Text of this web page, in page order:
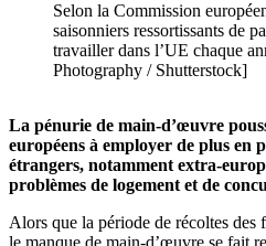
Selon la Commission
saisonniers ressortissants de
travailler dans l’UE chaque
Photography / Shutterstock]
La pénurie de main-d’œuvre
européens à employer de plus en
étrangers, notamment extra-
problèmes de logement et de
Alors que la période de récoltes des